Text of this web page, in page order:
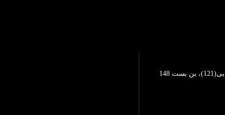
تهرانپارس، خیابان محمد رضایی(121)، بن بست 148